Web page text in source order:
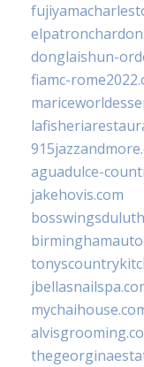
donglaishun-
fiamc-
aguadulce-
jakehovis.com